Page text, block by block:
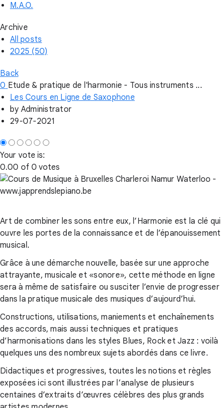
M.A.O.
Archive
All posts
2025 (50)
Back
0 Etude & pratique de l'harmonie - Tous instruments ...
Les Cours en Ligne de Saxophone
by Administrator
29-07-2021
Your vote is:
0.00 of 0 votes
Art de combiner les sons entre eux, l’Harmonie est la clé qui
ouvre les portes de la connaissance et de l’épanouissement
musical.
Grâce à une démarche nouvelle, basée sur une approche
attrayante, musicale et «sonore», cette méthode en ligne
sera à même de satisfaire ou susciter l’envie de progresser
dans la pratique musicale des musiques d’aujourd’hui.
Constructions, utilisations, maniements et enchaînements
des accords, mais aussi techniques et pratiques
d’harmonisations dans les styles Blues, Rock et Jazz : voilà
quelques uns des nombreux sujets abordés dans ce livre.
Didactiques et progressives, toutes les notions et règles
exposées ici sont illustrées par l’analyse de plusieurs
centaines d’extraits d’œuvres célèbres des plus grands